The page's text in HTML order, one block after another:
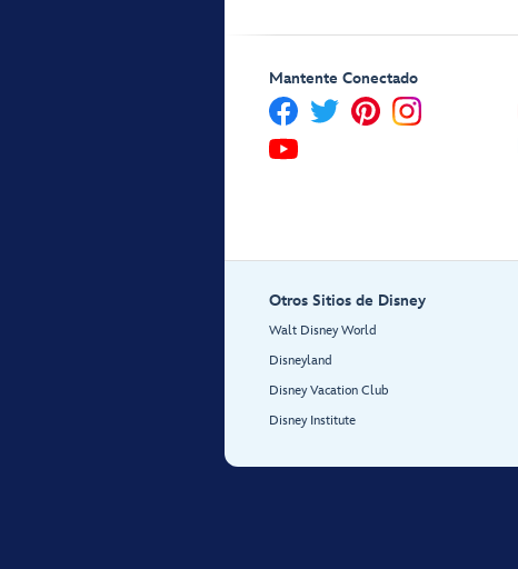
Mantente Conectado
Otros Sitios de Disney
Walt Disney World
Disneyland
Disney Vacation Club
Disney Institute